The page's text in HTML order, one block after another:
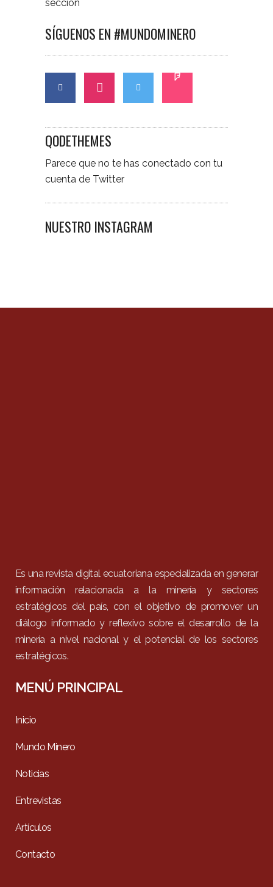
sección
SÍGUENOS EN #MUNDOMINERO
QODETHEMES
Parece que no te has conectado con tu
cuenta de Twitter
NUESTRO INSTAGRAM
Es una revista digital ecuatoriana especializada en generar
información relacionada a la minería y sectores
estratégicos del país, con el objetivo de promover un
diálogo informado y reflexivo sobre el desarrollo de la
minería a nivel nacional y el potencial de los sectores
estratégicos.
MENÚ PRINCIPAL
Inicio
Mundo Minero
Noticias
Entrevistas
Artículos
Contacto